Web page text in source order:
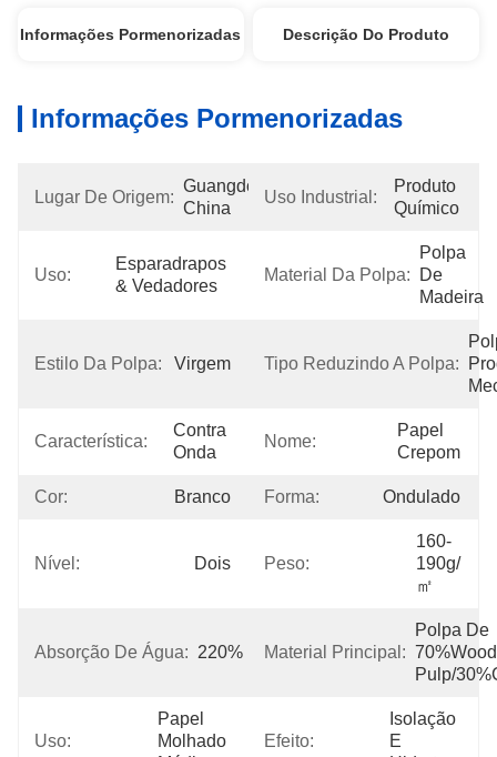
Informações Pormenorizadas Descrição Do Produto
Informações Pormenorizadas
Lugar De Origem:
Guangdong,
China
Uso Industrial:
Produto
Químico
Uso:
Esparadrapos
& Vedadores
Material Da Polpa:
Polpa
De
Madeira
Estilo Da Polpa: Virgem Tipo Reduzindo A Polpa:
Característica:
Contra
Onda
Nome:
Papel
Crepom
Cor: Branco Forma: Ondulado
Nível: Dois Peso:
160-
190g/
㎡
Absorção De Água: 220% Material Principal:
Polpa De
70%Wood
Pulp/
Uso:
Papel
Molhado
Efeito:
Isolação
E